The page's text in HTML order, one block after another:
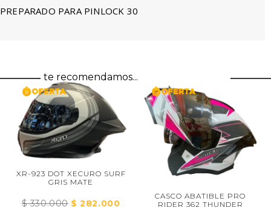
PREPARADO PARA PINLOCK 30
te recomendamos...
XR-923 DOT XECURO SURF
GRIS MATE
330.000El
$ 282.000El
CASCO ABATIBLE PRO
RIDER 362 THUNDER